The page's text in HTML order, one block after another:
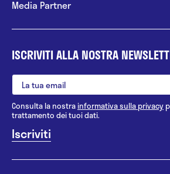
Chirurgia
Chirurgia
Chirurgia
Chirurgia toracico-
Consueling
Media Partner
ISCRIVITI ALLA NOSTRA
Consulta la nostrainformativa sulla privacy
trattamento dei tuoi dati.